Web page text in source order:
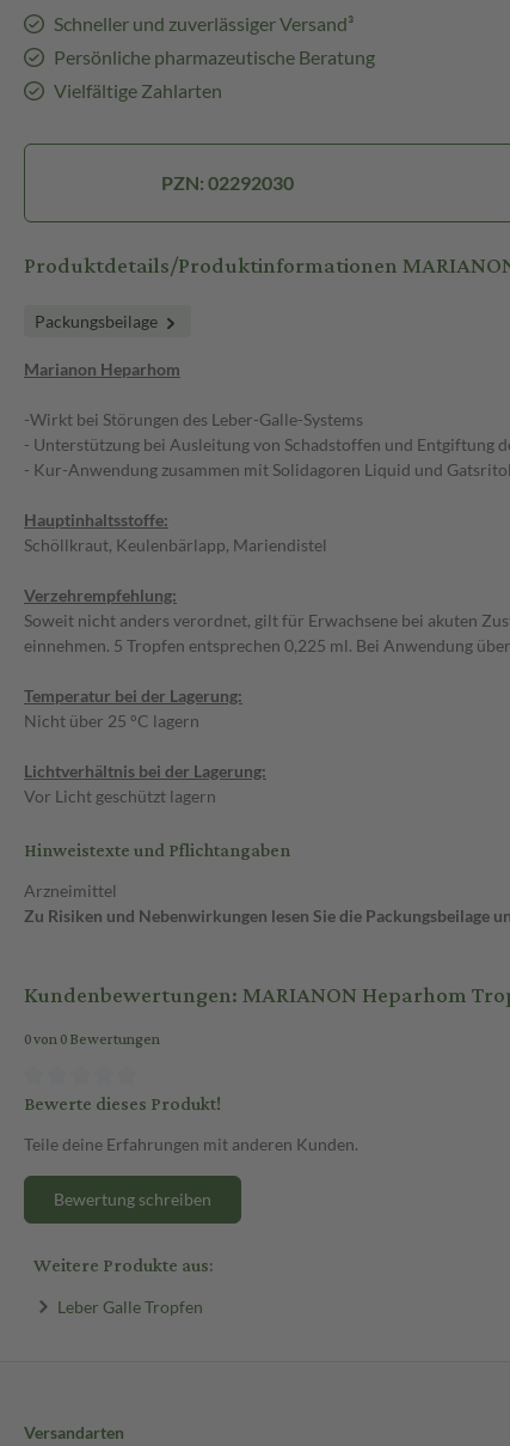
Schneller und zuverlässiger Versand³
Persönliche pharmazeutische Beratung
Vielfältige Zahlarten
PZN: 02292030
Produktdetails/Produktinformationen
Packungsbeilage
Marianon Heparhom
-Wirkt bei Störungen des Leber-Galle-Systems
- Unterstützung bei Ausleitung von Schadstoffen und Entgiftung
- Kur-Anwendung zusammen mit Solidagoren Liquid und
Hauptinhaltsstoffe:
Schöllkraut, Keulenbärlapp, Mariendistel
Verzehrempfehlung:
Soweit nicht anders verordnet, gilt für Erwachsene bei akuten
einnehmen. 5 Tropfen entsprechen 0,225 ml. Bei Anwendung
Temperatur bei der Lagerung:
Nicht über 25 °C lagern
Lichtverhältnis bei der Lagerung:
Vor Licht geschützt lagern
Hinweistexte und Pflichtangaben
Arzneimittel
Zu Risiken und Nebenwirkungen lesen Sie die Packungsbeilage
Kundenbewertungen: MARIANON Heparhom
0 von 0 Bewertungen
Bewerte dieses Produkt!
Teile deine Erfahrungen mit anderen Kunden.
Bewertung schreiben
Weitere Produkte aus:
Leber Galle Tropfen
Versandarten